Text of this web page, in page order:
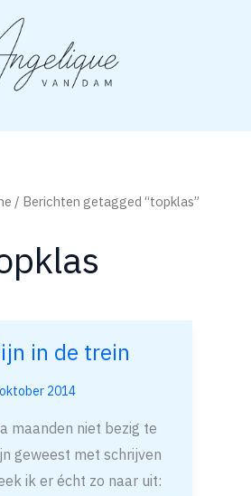
/ Berichten getagged “topklas”
in de trein
2014
maanden niet bezig te
geweest met schrijven
ik er écht zo naar uit: